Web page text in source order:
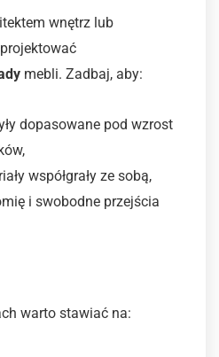
wnętrz lub
mebli. Zadbaj, aby:
dopasowane pod wzrost
współgrały ze sobą,
i swobodne przejścia
warto stawiać na: